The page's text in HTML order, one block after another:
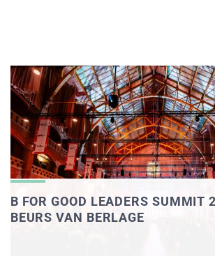
B FOR GOOD LEADERS SUMMIT
BEURS VAN BERLAGE